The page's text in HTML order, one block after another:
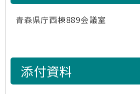
青森県庁西棟889会議室
添付資料